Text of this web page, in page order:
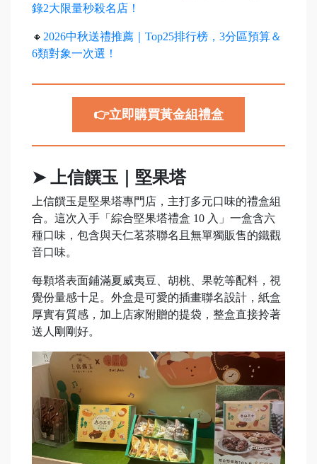
錄2大限量秒殺名店！
🔸 2026中秋送禮推薦｜Top25排行榜，3分區預算＆
6類對象一次選！
👉立即購買黃金組禮盒
➤ 上信饌玉｜堅果塔
上信饌玉是堅果塔專門店，主打多元口味的禮盒組
合。這次入手「綜合堅果塔禮盒 10 入」一盒含六
種口味，包含與天仁茗茶聯名且無單獨販售的鐵觀
音口味。
每顆塔表面鋪滿夏威夷豆、胡桃、果乾等配料，視
覺份量感十足。外盒是可愛的插畫聯名設計，紙盒
厚實有質感，加上店家附贈的提袋，整盒直接拎著
送人剛剛好。